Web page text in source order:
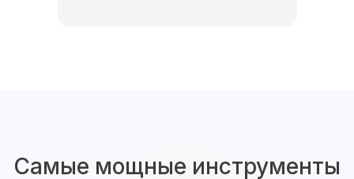
Самые мощные инструменты